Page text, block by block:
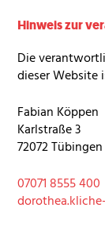
Hinweis zur
Die
dieser Website
Fabian Köppen
Karlstraße 3
72072 Tübingen
07071 8555 400